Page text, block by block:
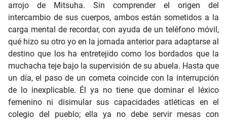
arrojo de Mitsuha. Sin comprender el origen del
intercambio de sus cuerpos, ambos están sometidos a la
carga mental de recordar, con ayuda de un teléfono móvil,
qué hizo su otro yo en la jornada anterior para adaptarse al
destino que los ha entretejido como los bordados que la
muchacha teje bajo la supervisión de su abuela. Hasta que
un día, el paso de un cometa coincide con la interrupción
de lo inexplicable. Él ya no tiene que dominar el léxico
femenino ni disimular sus capacidades atléticas en el
colegio del pueblo; ella ya no debe servir mesas con